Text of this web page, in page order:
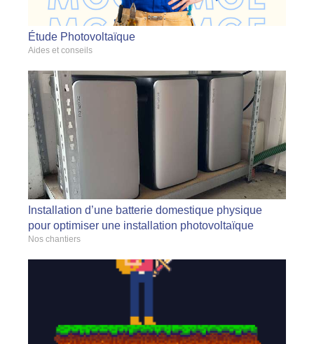
Étude Photovoltaïque
Aides et conseils
Installation d’une batterie domestique physique
pour optimiser une installation photovoltaïque
Nos chantiers